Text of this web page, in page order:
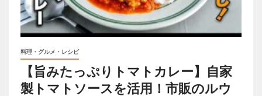
料理・グルメ・レシピ
【旨みたっぷりトマトカレー】自家
製トマトソースを活用！市販のルウ